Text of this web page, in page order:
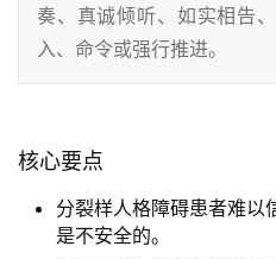
奏、真诚倾听、如实相告
入、命令或强行推进。
核心要点
分裂样人格障碍患者难以
是不安全的。